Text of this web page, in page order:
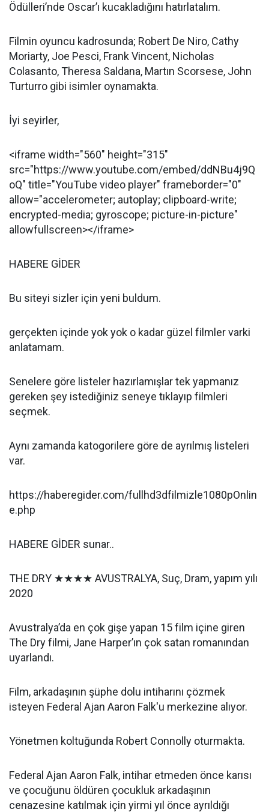
Ödülleri’nde Oscar’ı kucakladığını hatırlatalım.
Filmin oyuncu kadrosunda; Robert De Niro, Cathy
Moriarty, Joe Pesci, Frank Vincent, Nicholas
Colasanto, Theresa Saldana, Martın Scorsese, John
Turturro gibi isimler oynamakta.
İyi seyirler,
<iframe width="560" height="315"
src="https://www.youtube.com/embed/ddNBu4j9Q
oQ" title="YouTube video player" frameborder="0"
allow="accelerometer; autoplay; clipboard-write;
encrypted-media; gyroscope; picture-in-picture"
allowfullscreen></iframe>
HABERE GİDER
Bu siteyi sizler için yeni buldum.
gerçekten içinde yok yok o kadar güzel filmler varki
anlatamam.
Senelere göre listeler hazırlamışlar tek yapmanız
gereken şey istediğiniz seneye tıklayıp filmleri
seçmek.
Aynı zamanda katogorilere göre de ayrılmış listeleri
var.
https://haberegider.com/fullhd3dfilmizle1080pOnlin
e.php
HABERE GİDER sunar..
THE DRY ★★★★ AVUSTRALYA, Suç, Dram, yapım yılı
2020
Avustralya’da en çok gişe yapan 15 film içine giren
The Dry filmi, Jane Harper’ın çok satan romanından
uyarlandı.
Film, arkadaşının şüphe dolu intiharını çözmek
isteyen Federal Ajan Aaron Falk'u merkezine alıyor.
Yönetmen koltuğunda Robert Connolly oturmakta.
Federal Ajan Aaron Falk, intihar etmeden önce karısı
ve çocuğunu öldüren çocukluk arkadaşının
cenazesine katılmak için yirmi yıl önce ayrıldığı